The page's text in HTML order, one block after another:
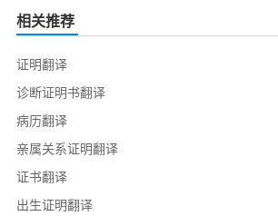
相关推荐
证明翻译
诊断证明书翻译
病历翻译
亲属关系证明翻译
证书翻译
出生证明翻译